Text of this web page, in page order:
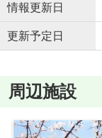
情報更新日
更新予定日
周辺施設